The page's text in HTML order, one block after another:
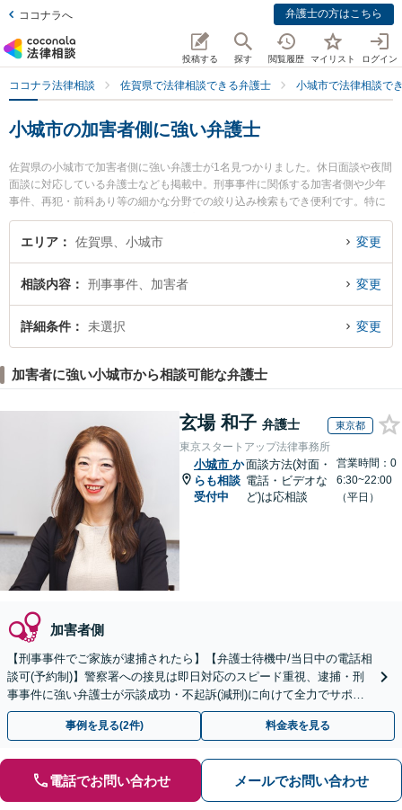
ココナラへ 弁護士の方はこちら
投稿する 探す 閲覧履歴 マイリスト ログイン
ココナラ法律相談 佐賀県で法律相談できる弁護士 小城市で法律相談で
小城市の加害者側に強い弁護士
佐賀県の小城市で加害者側に強い弁護士が1名見つかりました。休日面談や夜間
面談に対応している弁護士なども掲載中。刑事事件に関係する加害者側や少年
事件、再犯・前科あり等の細かな分野での絞り込み検索もでき便利です。特に
吉丸法律事務所の吉丸 雄輝弁護士のプロフィール情報や弁護士費用、強みなど
が注目されています。『小城市で土日や夜間に発生した加害者側のトラブルを
今すぐに弁護士に相談したい』『加害者側のトラブル解決の実績豊富な近くの
弁護士に相談予約したい』などでお困りの相談者さんにおすすめです。
エリア 佐賀県、小城市 変更
相談内容 刑事事件、加害者 変更
詳細条件 未選択 変更
加害者に強い小城市から相談可能な弁護士
玄場 和子 弁護士 東京都
東京スタートアップ法律事務所
小城市 か
らも相談
受付中
面談方法(対面・
電話・ビデオな
ど)は応相談
営業時間：0
6:30~22:00
（平日）
加害者側
【刑事事件でご家族が逮捕されたら】【弁護士待機中/当日中の電話相
談可(予約制)】警察署への接見は即日対応のスピード重視、逮捕・刑
事事件に強い弁護士が示談成功・不起訴(減刑)に向けて全力でサポー
トします。【加害者側の相談専門】
事例を見る(2件) 料金表を見る
電話でお問い合わせ メールでお問い合わせ